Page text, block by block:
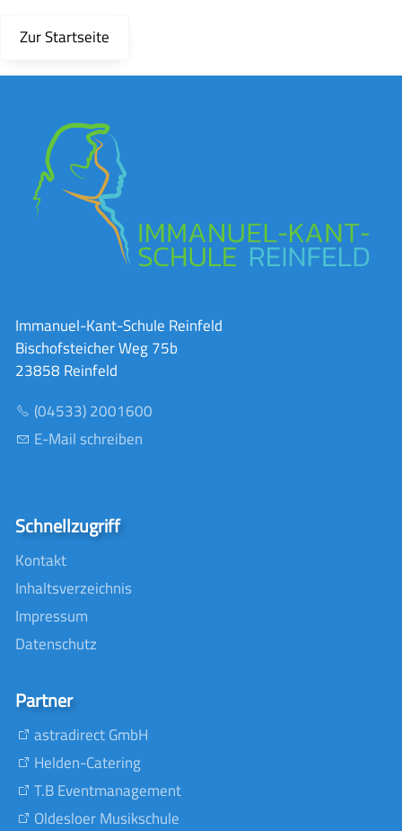
Zur Startseite
Immanuel-Kant-Schule Reinfeld
Bischofsteicher Weg 75b
23858 Reinfeld
(04533) 2001600
E-Mail schreiben
Schnellzugriff
Kontakt
Inhaltsverzeichnis
Impressum
Datenschutz
Partner
astradirect GmbH
Helden-Catering
T.B Eventmanagement
Oldesloer Musikschule